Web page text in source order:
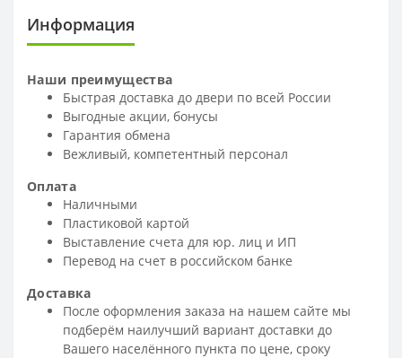
Информация
Наши преимущества
Быстрая доставка до двери по всей России
Выгодные акции, бонусы
Гарантия обмена
Вежливый, компетентный персонал
Оплата
Наличными
Пластиковой картой
Выставление счета для юр. лиц и ИП
Перевод на счет в российском банке
Доставка
После оформления заказа на нашем сайте мы
подберём наилучший вариант доставки до
Вашего населённого пункта по цене, сроку